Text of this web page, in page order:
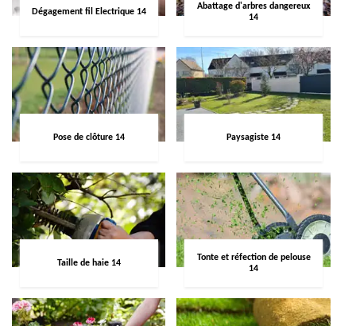
Dégagement fil Electrique 14
Abattage d'arbres dangereux
14
Pose de clôture 14 Paysagiste 14
Taille de haie 14
Tonte et réfection de pelouse
14